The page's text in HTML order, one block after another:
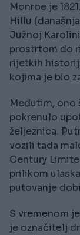
Monroe je
Hillu
Južnoj
prostrtom do
rijetkih
kojima je bio
Međutim, ono
pokrenulo
željeznica.
vozili tada
Century
prilikom
putovanje
S vremenom
je označitelj